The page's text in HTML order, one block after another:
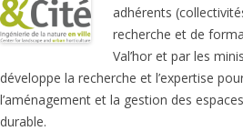
adhérents
recherche et de
Val’hor et par les
développe la recherche et l’expertise
l’aménagement et la gestion des
durable.